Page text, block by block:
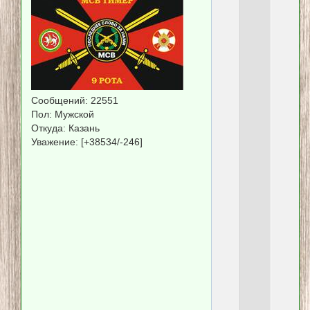
Сообщений: 22551
Пол: Мужской
Откуда: Казань
Уважение: [+38534/-246]
Тиль
минус